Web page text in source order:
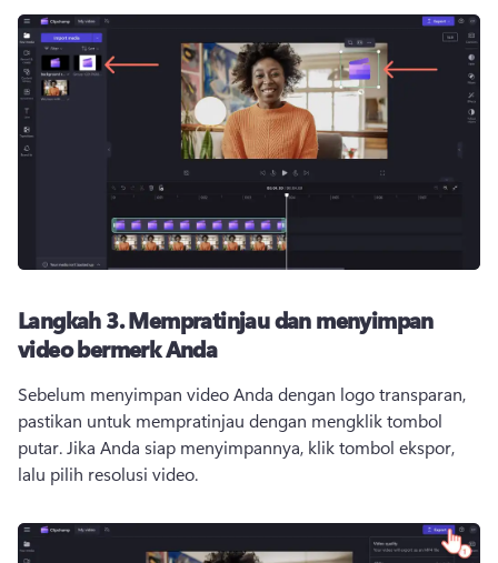
Langkah 3.Mempratinjau dan menyimpan
video bermerk Anda
Sebelum menyimpan video Anda dengan logo transparan,
pastikan untuk mempratinjau dengan mengklik tombol
putar. Jika Anda siap menyimpannya, klik tombol ekspor,
lalu pilih resolusi video.